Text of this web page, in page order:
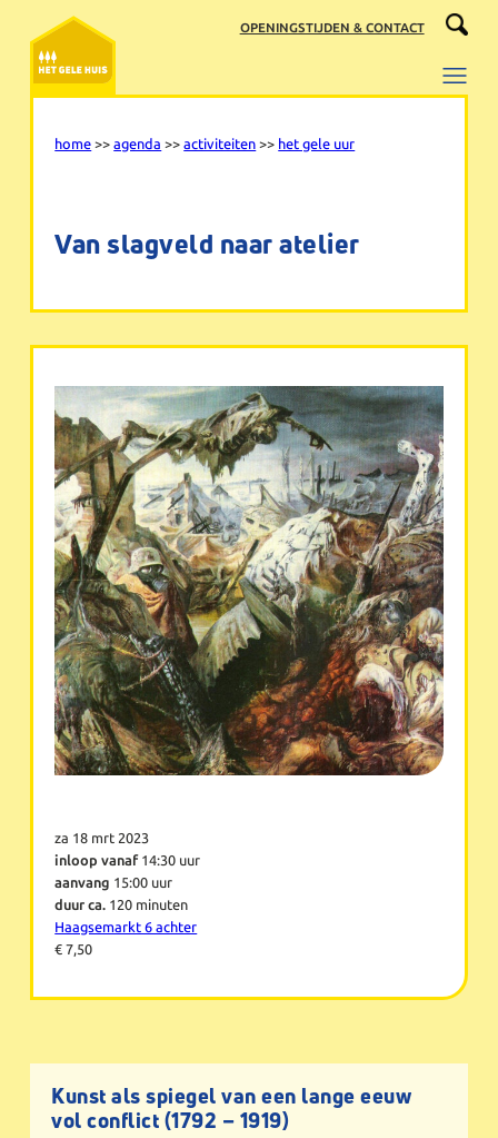
naar
inhoud
OPENINGSTIJDEN & CONTACT
home >>agenda >>activiteiten >> het gele uur
Van slagveld naar atelier
za 18 mrt 2023
inloop vanaf14:30 uur
aanvang 15:00 uur
duur ca. 120 minuten
Haagsemarkt 6 achter
€ 7,50
Kunst als spiegel van een lange eeuw
vol conflict (1792 – 1919)